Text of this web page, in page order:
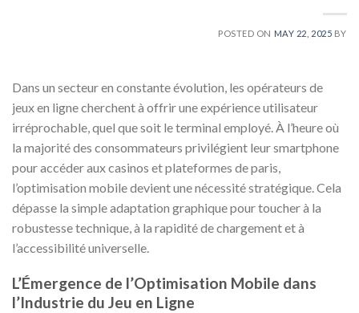
POSTED ON MAY 22, 2025 BY
Dans un secteur en constante évolution, les opérateurs de
jeux en ligne cherchent à offrir une expérience utilisateur
irréprochable, quel que soit le terminal employé. À l’heure où
la majorité des consommateurs privilégient leur smartphone
pour accéder aux casinos et plateformes de paris,
l’optimisation mobile devient une nécessité stratégique. Cela
dépasse la simple adaptation graphique pour toucher à la
robustesse technique, à la rapidité de chargement et à
l’accessibilité universelle.
L’Émergence de l’Optimisation Mobile dans
l’Industrie du Jeu en Ligne